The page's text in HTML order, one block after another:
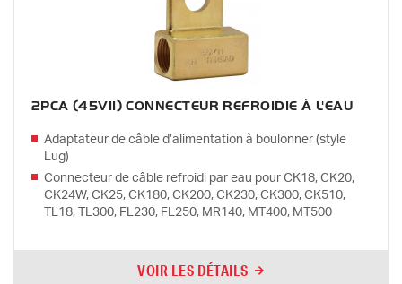
2PCA (45V11) CONNECTEUR REFROIDIE À L'EAU
Adaptateur de câble d’alimentation à boulonner (style
Lug)
Connecteur de câble refroidi par eau pour CK18, CK20,
CK24W, CK25, CK180, CK200, CK230, CK300, CK510,
TL18, TL300, FL230, FL250, MR140, MT400, MT500
VOIR LES DÉTAILS